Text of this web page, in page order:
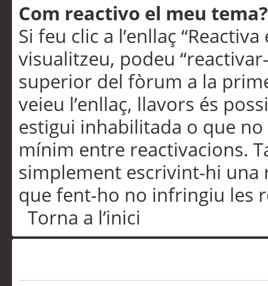
Com reactivo el meu tema?
Si feu clic a l’enllaç
visualitzeu, podeu
superior del fòrum a la
veieu l’enllaç, llavors és
estigui inhabilitada o que
mínim entre reactivacions.
simplement escrivint-hi una
que fent-ho no infringiu les
Torna a l’inici